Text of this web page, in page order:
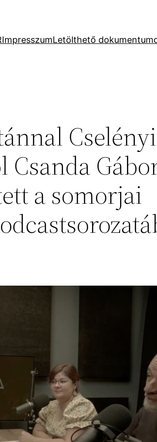
ImpresszumLetölthető
a somorjai